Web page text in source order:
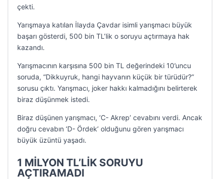
çekti.
Yarışmaya katılan İlayda Çavdar isimli yarışmacı büyük
başarı gösterdi, 500 bin TL’lik o soruyu açtırmaya hak
kazandı.
Yarışmacının karşısına 500 bin TL değerindeki 10’uncu
soruda, “Dikkuyruk, hangi hayvanın küçük bir türüdür?”
sorusu çıktı. Yarışmacı, joker hakkı kalmadığını belirterek
biraz düşünmek istedi.
Biraz düşünen yarışmacı, ‘C- Akrep’ cevabını verdi. Ancak
doğru cevabın ‘D- Ördek’ olduğunu gören yarışmacı
büyük üzüntü yaşadı.
1 MİLYON TL’LİK SORUYU
AÇTIRAMADI